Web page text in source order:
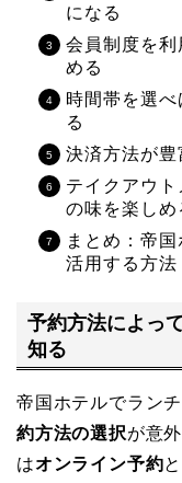
になる
会員制度を
める
時間帯を選
る
決済方法が豊
テイクアウ
の味を楽しめ
まとめ：帝
活用する方法
予約方法によっ
知る
帝国ホテルでラン
約方法の選択が意
はオンライン予約と